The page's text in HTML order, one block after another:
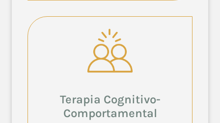
Terapia Cognitivo-
Comportamental